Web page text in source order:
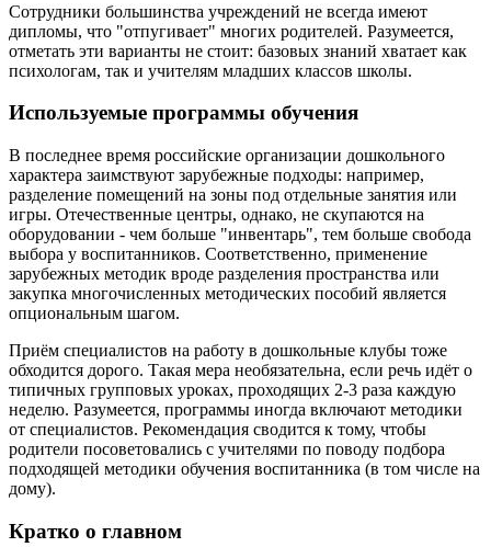
Сотрудники большинства учреждений не всегда имеют
дипломы, что "отпугивает" многих родителей. Разумеется,
отметать эти варианты не стоит: базовых знаний хватает как
психологам, так и учителям младших классов школы.
Используемые программы обучения
В последнее время российские организации дошкольного
характера заимствуют зарубежные подходы: например,
разделение помещений на зоны под отдельные занятия или
игры. Отечественные центры, однако, не скупаются на
оборудовании - чем больше "инвентарь", тем больше свобода
выбора у воспитанников. Соответственно, применение
зарубежных методик вроде разделения пространства или
закупка многочисленных методических пособий является
опциональным шагом.
Приём специалистов на работу в дошкольные клубы тоже
обходится дорого. Такая мера необязательна, если речь идёт о
типичных групповых уроках, проходящих 2-3 раза каждую
неделю. Разумеется, программы иногда включают методики
от специалистов. Рекомендация сводится к тому, чтобы
родители посоветовались с учителями по поводу подбора
подходящей методики обучения воспитанника (в том числе на
дому).
Кратко о главном